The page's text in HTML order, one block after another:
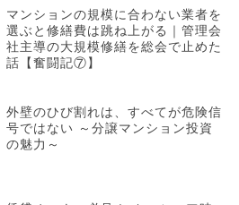
マンションの規模に合わない業者を
選ぶと修繕費は跳ね上がる｜管理会
社主導の大規模修繕を総会で止めた
話【奮闘記⑦】
外壁のひび割れは、すべてが危険信
号ではない ～分譲マンション投資
の魅力～